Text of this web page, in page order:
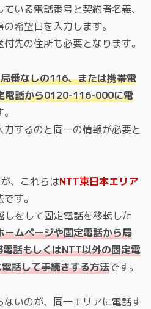
いる電話番号と契約者名義、
希望日を入力します。
先の住所も必要となります。
番なしの116、または携帯電
電話から0120-116-000に電
するのと同一の情報が必要と
、これらはNTT東日本エリア
す。
をして固定電話を移転した
ームページや固定電話から局
話もしくはNTT以外の固定電
話して手続きする方法です。
いのが、同一エリアに電話す